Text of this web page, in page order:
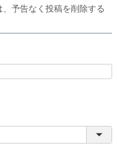
予告なく投稿を削除する